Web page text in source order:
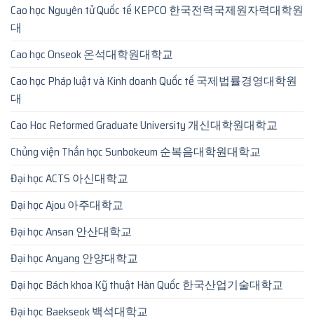
Cao học Nguyên tử Quốc tế KEPCO 한국전력국제원자력대학원
대
Cao học Onseok 온석대학원대학교
Cao học Pháp luật và Kinh doanh Quốc tế 국제법률경영대학원
대
Cao Hoc Reformed Graduate University 개신대학원대학교
Chủng viện Thần học Sunbokeum 순복음대학원대학교
Đại học ACTS 아신대학교
Đại học Ajou 아주대학교
Đại học Ansan 안산대학교
Đại học Anyang 안양대학교
Đại học Bách khoa Kỹ thuật Hàn Quốc 한국산업기술대학교
Đại học Baekseok 백석대학교